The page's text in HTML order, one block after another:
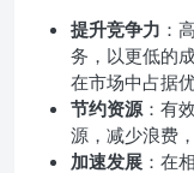
提升竞争力 ：
务，以更低的
在市场中占据
节约资源：有
源，减少浪费
加速发展 ：在